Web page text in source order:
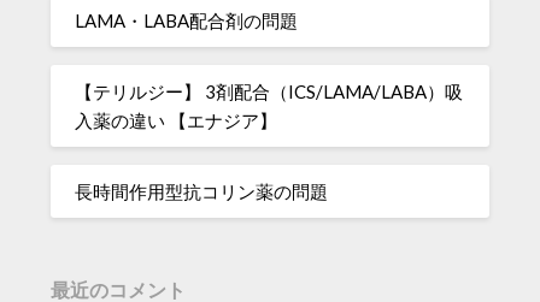
LAMA・LABA配合剤の問題
【テリルジー】 3剤配合（ICS/LAMA/LABA）吸
入薬の違い 【エナジア】
長時間作用型抗コリン薬の問題
最近のコメント